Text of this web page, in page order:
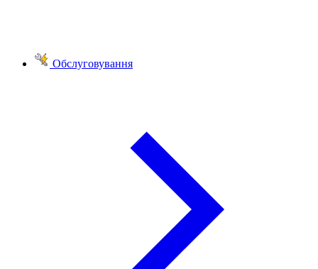
Обслуговування